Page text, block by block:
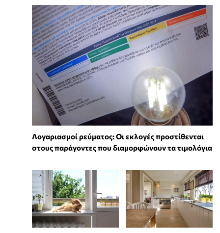
Λογαριασμοί ρεύματος: Οι εκλογές προστίθενται
στους παράγοντες που διαμορφώνουν τα τιμολόγια